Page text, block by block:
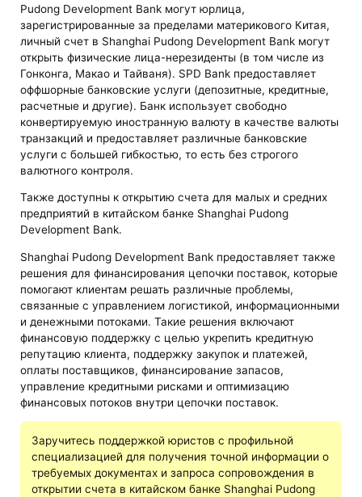
Pudong Development Bank могут юрлица,
зарегистрированные за пределами материкового Китая,
личный счет в Shanghai Pudong Development Bank могут
открыть физические лица-нерезиденты (в том числе из
Гонконга, Макао и Тайваня). SPD Bank предоставляет
оффшорные банковские услуги (депозитные, кредитные,
расчетные и другие). Банк использует свободно
конвертируемую иностранную валюту в качестве валюты
транзакций и предоставляет различные банковские
услуги с большей гибкостью, то есть без строгого
валютного контроля.
Также доступны к открытию счета для малых и средних
предприятий в китайском банке Shanghai Pudong
Development Bank.
Shanghai Pudong Development Bank предоставляет также
решения для финансирования цепочки поставок, которые
помогают клиентам решать различные проблемы,
связанные с управлением логистикой, информационными
и денежными потоками. Такие решения включают
финансовую поддержку с целью укрепить кредитную
репутацию клиента, поддержку закупок и платежей,
оплаты поставщиков, финансирование запасов,
управление кредитными рисками и оптимизацию
финансовых потоков внутри цепочки поставок.
Заручитесь поддержкой юристов с профильной
специализацией для получения точной информации о
требуемых документах и запроса сопровождения в
открытии счета в китайском банке Shanghai Pudong